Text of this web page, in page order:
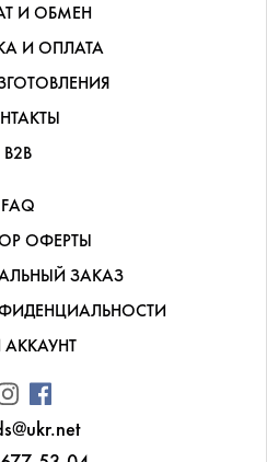
И ОБМЕН
И ОПЛАТА
В2В
FAQ
ОФЕРТЫ
ЗАКАЗ